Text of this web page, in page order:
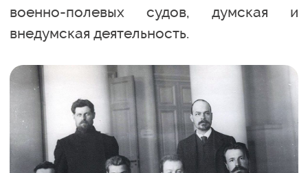
военно-полевых судов, думская и
внедумская деятельность.